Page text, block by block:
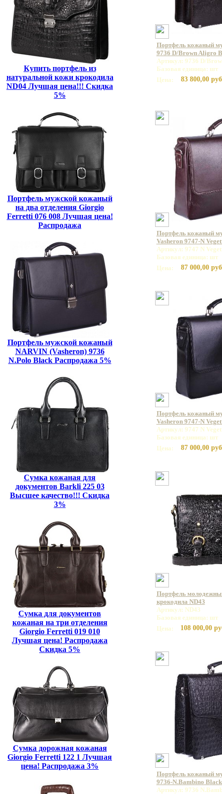
Купить портфель из
натуральной кожи крокодила
ND04 Лучшая цена!!! Скидка
5%
Портфель мужской кожаный
на два отделения Giorgio
Ferretti 076 008 Лучшая цена!
Распродажа
Портфель мужской кожаный
NARVIN (Vasheron) 9736
N.Polo Black Распродажа 5%
Сумка кожаная для
документов Barkli 225 03
Высшее качество!!! Скидка
3%
Сумка для документов
кожаная на три отделения
Giorgio Ferretti 019 010
Лучшая цена! Распродажа
Скидка 5%
Сумка дорожная кожаная
Giorgio Ferretti 122 1 Лучшая
цена! Распродажа 3%
Портфель кожаный
9736 D/Brown Aligro
Артикул: 9736 D/
Базовая единица: шт
Цена:
83 800,00
Портфель кожаный
Vasheron 9747-N
Артикул: 9747 N
Базовая единица: шт
Цена:
87 000,00
Портфель кожаный
Vasheron 9747-N
Артикул: 9747 N
Базовая единица: шт
Цена:
87 000,00
Портфель
крокодила ND43
Артикул: ND43
Базовая единица: шт
Цена:
108 000,00
Портфель кожаный
9736-N.Bambino
Артикул: 9736